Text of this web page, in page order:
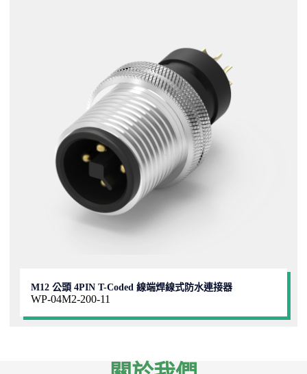
M12 公頭 4PIN T-Coded 線端焊線式防水連接器
WP-04M2-200-11